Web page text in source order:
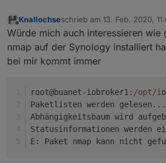
Offline
Knallochseschrieb am 13. Feb. 2020,
zuletzt editiert von
Würde mich auch interessieren wie
nmap auf der Synology installiert
bei mir kommt immer
root@buanet-iobroker1: /opt/i
Paketlisten werden
Abhängigkeitsbaum wird
Statusinformationen werden
E: Paket nmap kann nicht